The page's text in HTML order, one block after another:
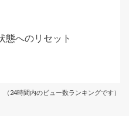
態へのリセット
（24時間内のビュー数ランキングです）